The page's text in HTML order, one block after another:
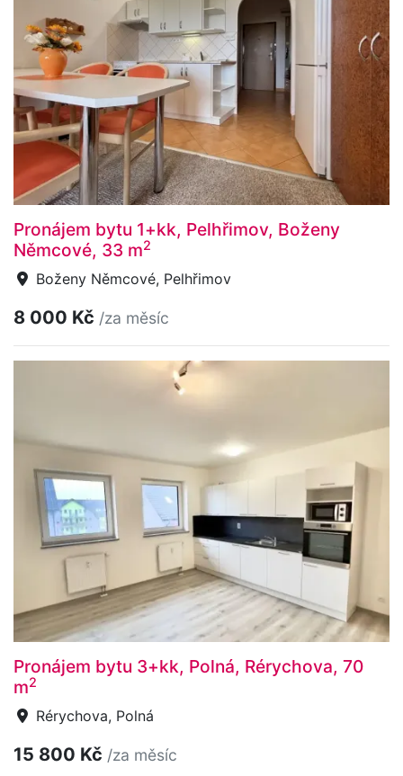
Pronájem bytu 1+kk, Pelhřimov, Boženy
Němcové, 33 m2
Boženy Němcové, Pelhřimov
8 000 Kč /za měsíc
Pronájem bytu 3+kk, Polná, Rérychova, 70
m2
Rérychova, Polná
15 800 Kč /za měsíc